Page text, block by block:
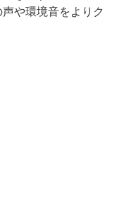
や環境音をよりク